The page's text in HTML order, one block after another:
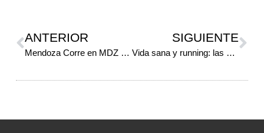
ANTERIOR
Mendoza Corre en MDZ Radio, capítulo 4
SIGUIENTE
Vida sana y running: las opciones municipales del Gran Mendoza para empezar a correr sin gastar